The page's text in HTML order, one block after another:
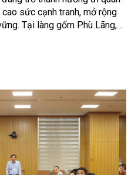
và Môi trường, chuyên
và Môi trường tỉnh Lai
đơn vị doanh nghiệp ở các
huy giá trị làng
nghệ và chuyển